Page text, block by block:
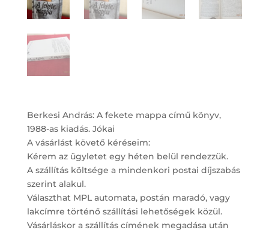
Berkesi András: A fekete mappa című könyv,
1988-as kiadás. Jókai
A vásárlást követő kéréseim:
Kérem az ügyletet egy héten belül rendezzük.
A szállítás költsége a mindenkori postai díjszabás
szerint alakul.
Választhat MPL automata, postán maradó, vagy
lakcímre történő szállítási lehetőségek közül.
Vásárláskor a szállítás címének megadása után